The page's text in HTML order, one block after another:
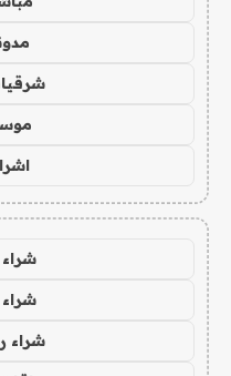
شراء